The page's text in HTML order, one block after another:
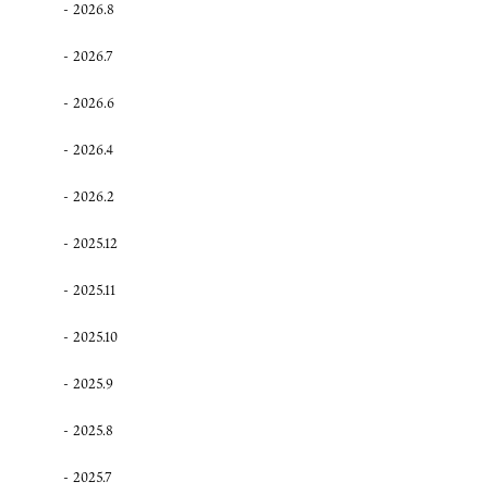
2026.8
2026.7
2026.6
2026.4
2026.2
2025.12
2025.11
2025.10
2025.9
2025.8
2025.7